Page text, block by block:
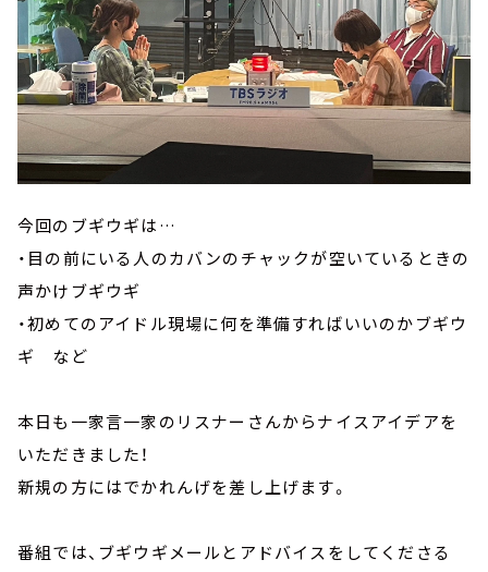
今回のブギウギは…
・目の前にいる人のカバンのチャックが空いているときの
声かけブギウギ
・初めてのアイドル現場に何を準備すればいいのかブギウ
ギ など
本日も一家言一家のリスナーさんからナイスアイデアを
いただきました！
新規の方にはでかれんげを差し上げます。
番組では、ブギウギメールとアドバイスをしてくださる